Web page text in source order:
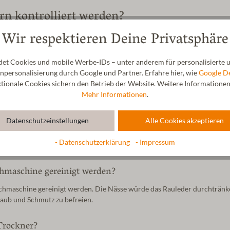
kontrolliert werden?
1,5mm im Monat. Das ist ganz schön viel! Aufs Jahr gesehen
Schuhgröße bei deinen Kindern zu kontrollieren:
Lammfellwolle selbstreinigend ist. Die Oberseite des Lammfells
auch spezielle Rauleder radierer, die sich zum Reinigen des
gereinigt werden?
gereinigt werden. Die Nässe würde das Rauleder
und Schmutz zu befreien.
Wir respektieren Deine Privatsphäre
Cookies und mobile Werbe-IDs – unter anderem für personalisierte
durch Google und Partner. Erfahre hier, wieGoogle
Cookies sichern den Betrieb der Website. Weitere
Mehr Informationen.
Datenschutzeinstellungen Alle Cookies akzeptieren
- Datenschutzerklärung - Impressum